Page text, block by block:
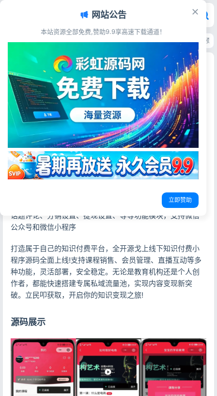
首页>源码资源>其他源码>线上线下知识付费小程序开源源码 课程售卖预
线上线下知识付费小程序开源源码 课程售卖预约授
课带管理后台
彩虹源码网
2026-06-16 18阅读
源码简介
最新全开源运营级知识付费系统，涵盖约兑换码，一键批量
生成戈上线下课程;课程支持限免活动、课程兑换码;包含视频
课程、音频课程、文章章课程、章节设置;课程支持免费、
VIPS免费、单独购买等方式，支持自定义会员系统、推广返
佣、内容容管理、市场营销、优惠卷、分享海报、圈子广场
话题评论、分销设置、提现设置、等等功能模块，支持微信
公众号和微信小程序
打造属于自己的知识付费平台，全开源戈上线下知识付费小
程序源码全面上线!支持课程销售、会员管理、直播互动等多
种功能，灵活部署，安全稳定。无论是教育机构还是个人创
作者，都能快速搭建专属私域流量池，实现内容变现新突
破。立民叩获取，开启你的知识变现之旅!
源码展示
网站公告
本站资源全部免费,赞助9.9享高速下载通道！
立即赞助